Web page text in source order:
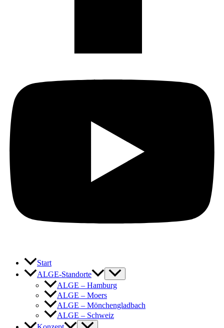
Start
ALGE-Standorte
ALGE – Hamburg
ALGE – Moers
ALGE – Mönchengladbach
ALGE – Schweiz